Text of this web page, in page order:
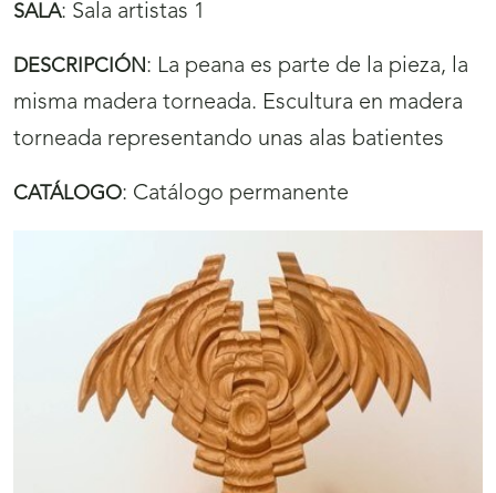
SALA: Sala artistas 1
DESCRIPCIÓN: La peana es parte de la pieza, la
misma madera torneada. Escultura en madera
torneada representando unas alas batientes
CATÁLOGO: Catálogo permanente